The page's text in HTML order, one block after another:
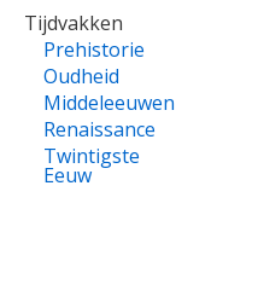
Tijdvakken
Prehistorie
Oudheid
Middeleeuwen
Renaissance
Twintigste
Eeuw